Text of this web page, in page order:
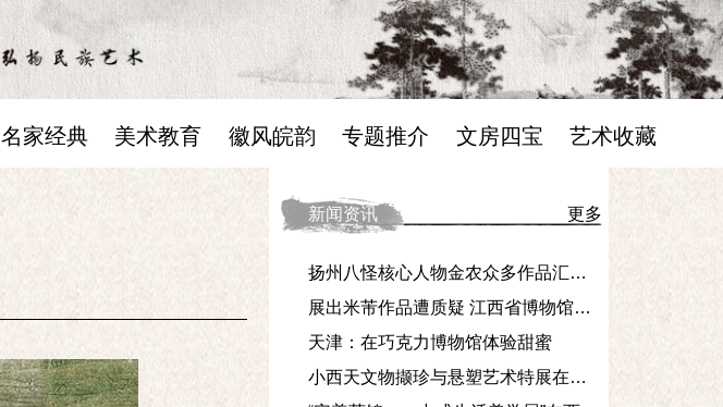
名家经典 美术教育 徽风皖韵 专题推介 文房四宝 艺术收藏
新闻资讯 更多
扬州八怪核心人物金农众多作品汇聚杭州
展出米芾作品遭质疑 江西省博物馆声明称“展品为原件”
天津：在巧克力博物馆体验甜蜜
小西天文物撷珍与悬塑艺术特展在国家典籍博物馆展出